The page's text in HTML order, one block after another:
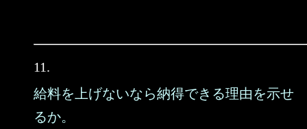
11.
給料を上げないなら納得できる理由を示せ
るか。